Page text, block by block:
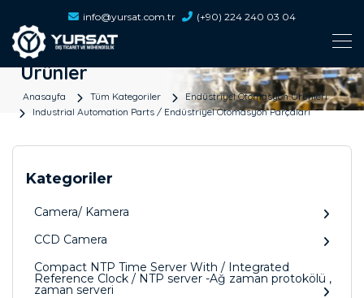
info@yursat.com.tr (+90) 224 240 03 04
Ürünler
Anasayfa Tüm Kategoriler
Endüstriyel Otomasyon Ürünleri
Industrial Automation Parts / Endüstriyel Otomasyon Parçaları
Kategoriler
Camera/ Kamera
CCD Camera
Compact NTP Time Server With / Integrated
Reference Clock / NTP server -Ağ zaman protokölü ,
zaman serveri